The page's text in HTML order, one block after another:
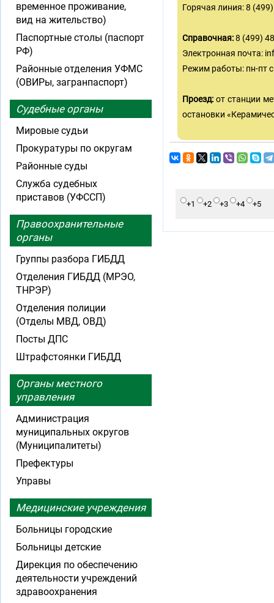
Горячая линия: 8
Справочная:8 (499)
Электронная почта:
Режим работы: пн-пт
Проезд: от станции
остановки
+1 +2 +3 +4 +5
временное проживание,
вид на жительство)
Паспортные столы (паспорт
РФ)
Районные отделения УФМС
(ОВИРы, загранпаспорт)
Судебные органы
Мировые судьи
Прокуратуры по округам
Районные суды
Служба судебных
приставов (УФССП)
Правоохранительные
органы
Группы разбора ГИБДД
Отделения ГИБДД (МРЭО,
ТНРЭР)
Отделения полиции
(Отделы МВД, ОВД)
Посты ДПС
Штрафстоянки ГИБДД
Органы местного
управления
Администрация
муниципальных округов
(Муниципалитеты)
Префектуры
Управы
Медицинские учреждения
Больницы городские
Больницы детские
Дирекция по обеспечению
деятельности учреждений
здравоохранения